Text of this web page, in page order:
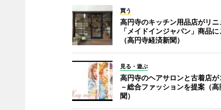
買う
高円寺のキッチン用品店がリニ
「メイドインジャパン」商品に
（高円寺経済新聞）
見る・遊ぶ
高円寺のヘアサロンと古着店が
－総合ファッションを提案（
聞）